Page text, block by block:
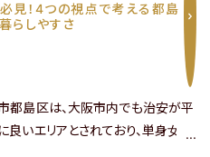
size: 1.25em;}目次……
見！4つの視点で考える都島
らしやすさ
都島区は、大阪市内でも治安が平
良いエリアとされており、単身女性